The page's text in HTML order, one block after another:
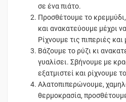
σε ένα πιάτο.
Προσθέτουμε το
και ανακατεύουμε μέχρι
Ρίχνουμε τις πιπεριές και
Βάζουμε το ρύζι κι
γυαλίσει. Σβήνουμε με
εξατμιστεί και ρίχνουμε
Αλατοπιπερώνουμε,
θερμοκρασία,